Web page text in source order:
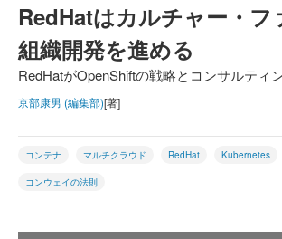
RedHatはカルチャー・フ
組織開発を進める
RedHatがOpenShiftの戦略とコンサルティ
京部康男 (編集部)[著]
コンテナ マルチクラウド RedHat Kubernetes
コンウェイの法則